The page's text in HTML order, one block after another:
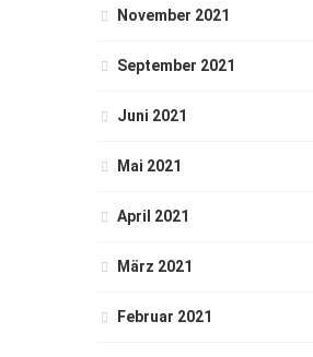
November 2021
September 2021
Juni 2021
Mai 2021
April 2021
März 2021
Februar 2021